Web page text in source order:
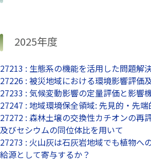
2025年度
27213 : 生態系の機能を活用した問題解
27226 : 被災地域における環境影響評価
27233 : 気候変動影響の定量評価と影響
27247 : 地域環境保全領域: 先見的・先
27272 : 森林土壌の交換性カチオンの再
及びセシウムの同位体比を用いて
27273 : 火山灰は石灰岩地域でも植物へ
給源として寄与するか？